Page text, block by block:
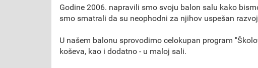
Godine 2006. napravili smo svoju balon salu kako
smo smatrali da su neophodni za njihov uspešan
U našem balonu sprovodimo celokupan program
koševa, kao i dodatno - u maloj sali.